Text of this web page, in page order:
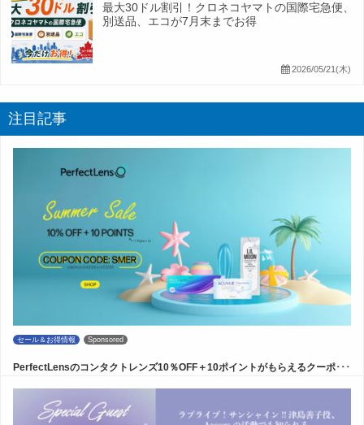
最大30ドル割引！クロネコヤマトの国際宅急便、
別送品、エコが7月末までお得
2026/05/21(木)
注目記事
セール＆お得情報 Sponsored
PerfectLensのコンタクトレンズ10％OFF＋10ポイントがもらえるクーポ･･･